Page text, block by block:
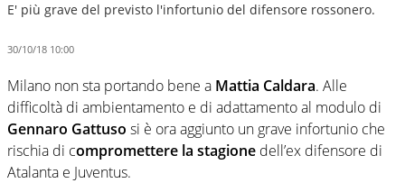
E' più grave del previsto l'infortunio del difensore rossonero.
30/10/18 10:00
Milano non sta portando bene a Mattia Caldara. Alle
difficoltà di ambientamento e di adattamento al modulo di
Gennaro Gattuso si è ora aggiunto un grave infortunio che
rischia di compromettere la stagione dell’ex difensore di
Atalanta e Juventus.